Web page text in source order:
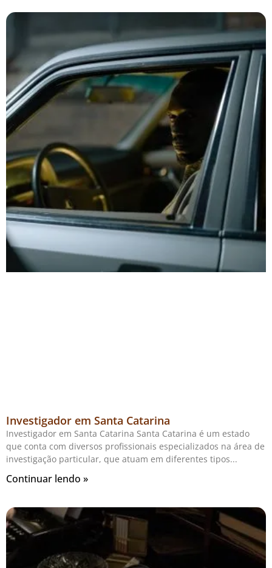
Investigador em Santa Catarina
Investigador em Santa Catarina Santa Catarina é um estado
que conta com diversos profissionais especializados na área de
investigação particular, que atuam em diferentes tipos
Continuar lendo »